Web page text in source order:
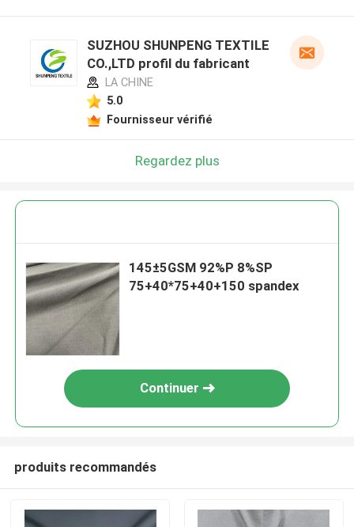
SUZHOU SHUNPENG TEXTILE
CO.,LTD profil du fabricant
LA CHINE
5.0
Fournisseur vérifié
Regardez plus
145±5GSM 92%P 8%SP
75+40*75+40+150 spandex
Continuer
produits recommandés